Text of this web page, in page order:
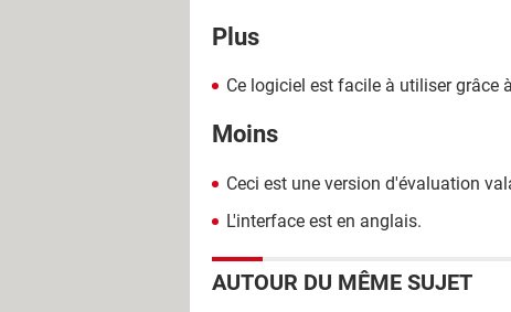
Plus
Ce logiciel est facile à utiliser grâce
Moins
Ceci est une version d'évaluation
L'interface est en anglais.
AUTOUR DU MÊME SUJET